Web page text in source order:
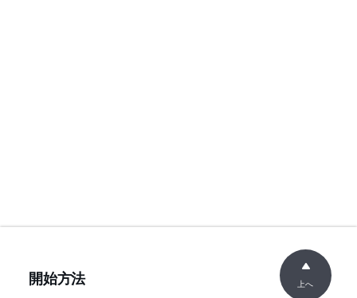
開始方法 上へ